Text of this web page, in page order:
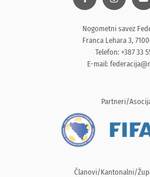
Nogometni savez
Franca Lehara 3,
Telefon: +387 33
E-mail:
Partneri/
Članovi/Kantonalni/